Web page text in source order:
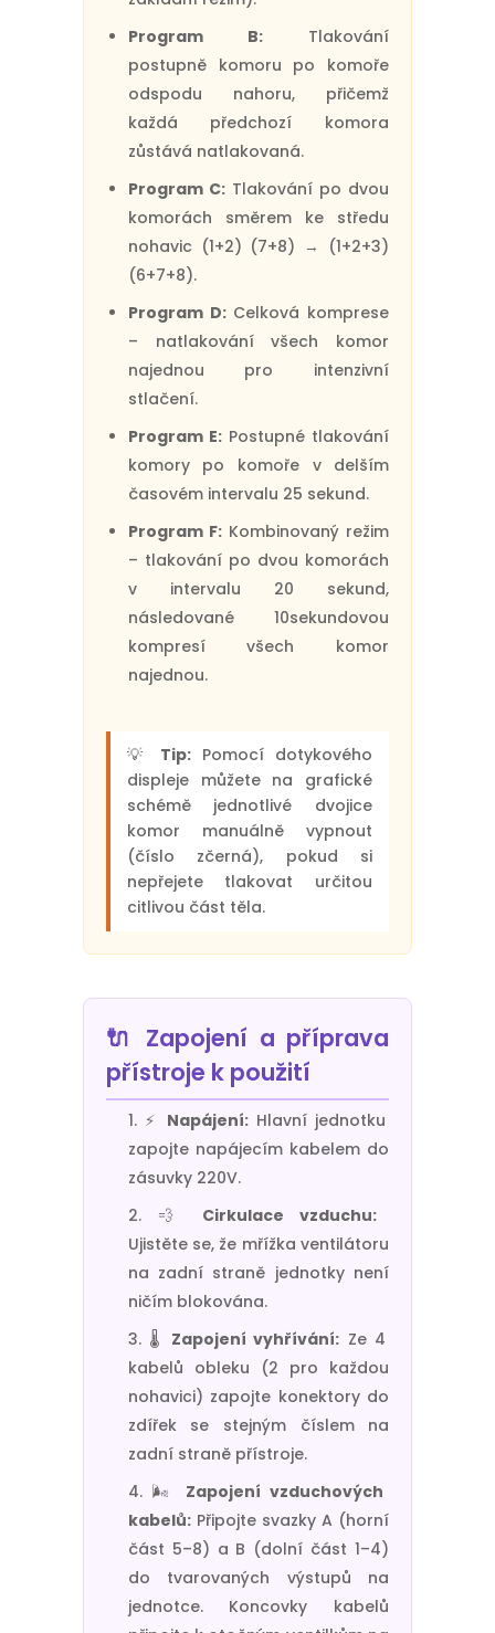
Program B: Tlakování
postupně komoru po komoře
odspodu nahoru, přičemž
každá předchozí komora
zůstává natlakovaná.
Program C:Tlakování po dvou
komorách směrem ke středu
nohavic (1+2) (7+8) → (1+2+3)
(6+7+8).
Program D:Celková komprese
– natlakování všech komor
najednou pro intenzivní
stlačení.
Program E:Postupné tlakování
komory po komoře v delším
časovém intervalu 25 sekund.
Program F:Kombinovaný režim
– tlakování po dvou komorách
v intervalu 20 sekund,
následované 10sekundovou
kompresí všech komor
najednou.
💡 Tip: Pomocí dotykového
displeje můžete na grafické
schémě jednotlivé dvojice
komor manuálně vypnout
(číslo zčerná), pokud si
nepřejete tlakovat určitou
citlivou část těla.
🔌 Zapojení a příprava
přístroje k použití
⚡ Napájení:Hlavní jednotku
zapojte napájecím kabelem do
zásuvky 220V.
💨 Cirkulace vzduchu:
Ujistěte se, že mřížka ventilátoru
na zadní straně jednotky není
ničím blokována.
🌡️ Zapojení vyhřívání: Ze 4
kabelů obleku (2 pro každou
nohavici) zapojte konektory do
zdířek se stejným číslem na
zadní straně přístroje.
🌬️ Zapojení vzduchových
kabelů:Připojte svazky A (horní
část 5–8) a B (dolní část 1–4)
do tvarovaných výstupů na
jednotce. Koncovky kabelů